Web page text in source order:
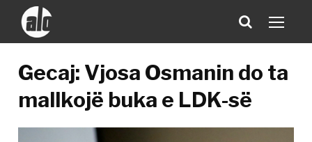
Gecaj: Vjosa Osmanin do ta
mallkojë buka e LDK-së